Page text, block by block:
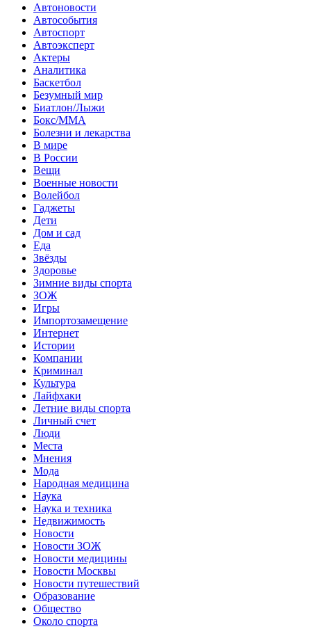
Автоновости
Автособытия
Автоспорт
Автоэксперт
Актеры
Аналитика
Баскетбол
Безумный мир
Биатлон/Лыжи
Бокс/MMA
Болезни и лекарства
В мире
В России
Вещи
Военные новости
Волейбол
Гаджеты
Дети
Дом и сад
Еда
Звёзды
Здоровье
Зимние виды спорта
ЗОЖ
Игры
Импортозамещение
Интернет
Истории
Компании
Криминал
Культура
Лайфхаки
Летние виды спорта
Личный счет
Люди
Места
Мнения
Мода
Народная медицина
Наука
Наука и техника
Недвижимость
Новости
Новости ЗОЖ
Новости медицины
Новости Москвы
Новости путешествий
Образование
Общество
Около спорта